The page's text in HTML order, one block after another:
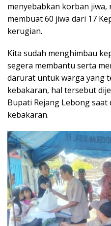
menyebabkan korban jiwa,
membuat 60 jiwa dari 17
kerugian.
Kita sudah menghimbau
segera membantu serta
darurat untuk warga yang
kebakaran, hal tersebut
Bupati Rejang Lebong saat
kebakaran.